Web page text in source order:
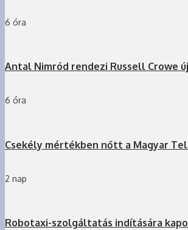
6 óra
Antal Nimród rendezi Russell Crowe
6 óra
Csekély mértékben nőtt a Magyar
2 nap
Robotaxi-szolgáltatás indítására